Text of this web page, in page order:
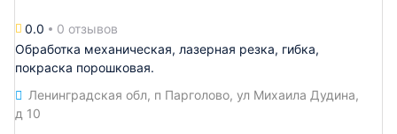
0.0
0 отзывов
Обработка механическая, лазерная резка, гибка,
покраска порошковая.
Ленинградская обл, п Парголово, ул Михаила Дудина,
д 10